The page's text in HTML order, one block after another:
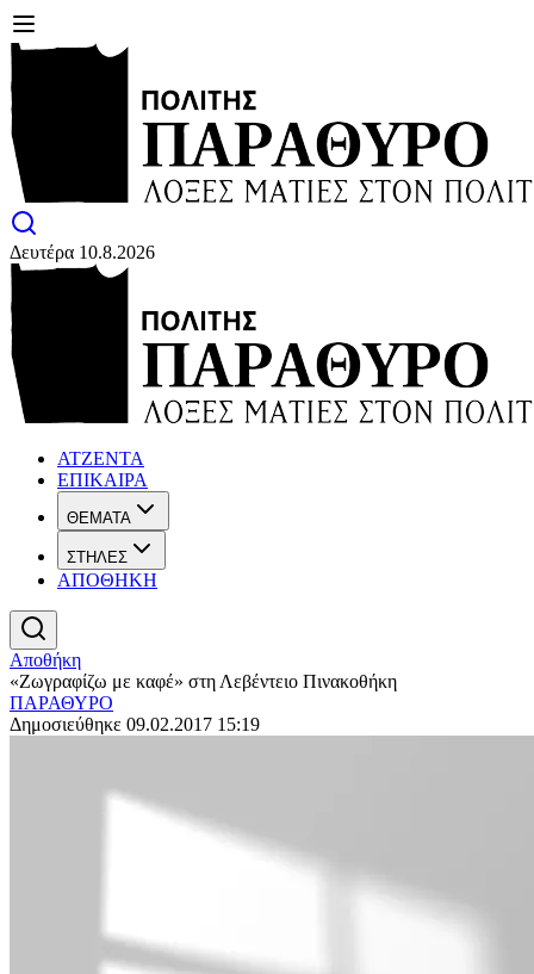
Δευτέρα 10.8.2026
ΑΤΖΕΝΤΑ
ΕΠΙΚΑΙΡΑ
ΘΕΜΑΤΑ
ΣΤΗΛΕΣ
ΑΠΟΘΗΚΗ
Αποθήκη
«Ζωγραφίζω με καφέ» στη Λεβέντειο Πινακοθήκη
ΠΑΡΑΘΥΡΟ
Δημοσιεύθηκε 09.02.2017 15:19